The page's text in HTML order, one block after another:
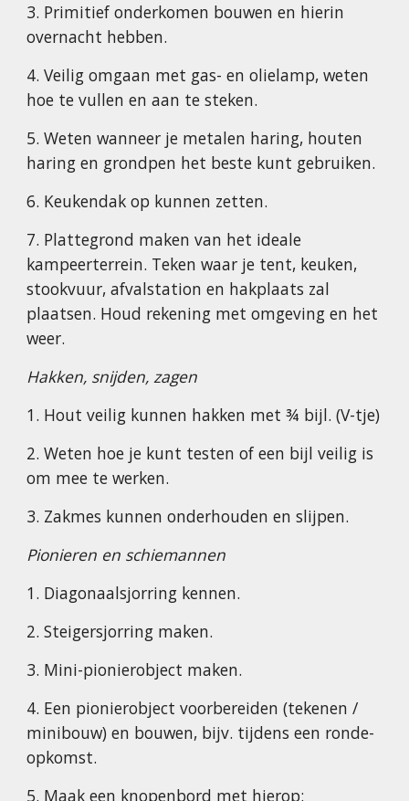
3. Primitief onderkomen bouwen en hierin
overnacht hebben.
4. Veilig omgaan met gas- en olielamp, weten
hoe te vullen en aan te steken.
5. Weten wanneer je metalen haring, houten
haring en grondpen het beste kunt gebruiken.
6. Keukendak op kunnen zetten.
7. Plattegrond maken van het ideale
kampeerterrein. Teken waar je tent, keuken,
stookvuur, afvalstation en hakplaats zal
plaatsen. Houd rekening met omgeving en het
weer.
Hakken, snijden, zagen
1. Hout veilig kunnen hakken met ¾ bijl. (V-tje)
2. Weten hoe je kunt testen of een bijl veilig is
om mee te werken.
3. Zakmes kunnen onderhouden en slijpen.
Pionieren en schiemannen
1. Diagonaalsjorring kennen.
2. Steigersjorring maken.
3. Mini-pionierobject maken.
4. Een pionierobject voorbereiden (tekenen /
minibouw) en bouwen, bijv. tijdens een ronde-
opkomst.
5. Maak een knopenbord met hierop: